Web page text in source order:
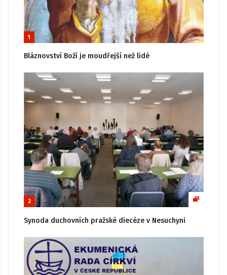
1
Bláznovství Boží je moudřejší než lidé
2
Synoda duchovních pražské diecéze v Nesuchyni